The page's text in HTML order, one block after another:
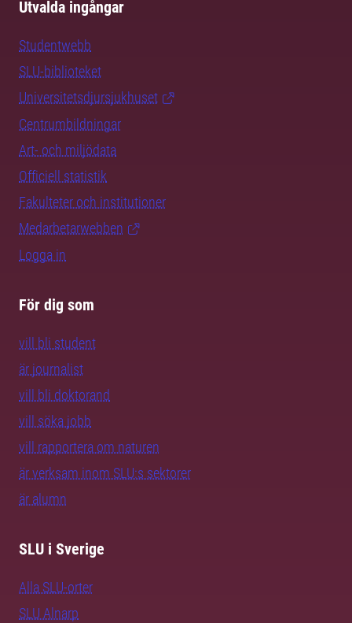
Utvalda ingångar
Studentwebb
SLU-biblioteket
Universitetsdjursjukhuset
Centrumbildningar
Art- och miljödata
Officiell statistik
Fakulteter och institutioner
Medarbetarwebben
Logga in
För dig som
vill bli student
är journalist
vill bli doktorand
vill söka jobb
vill rapportera om naturen
är verksam inom SLU:s sektorer
är alumn
SLU i Sverige
Alla SLU-orter
SLU Alnarp